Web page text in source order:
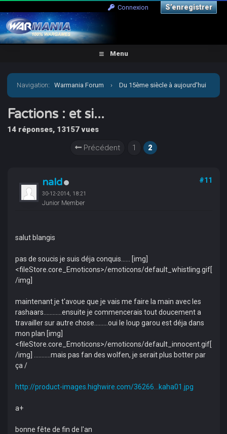
Connexion S’enregistrer
Menu
Navigation:Warmania Forum › Du 15ème siècle à aujourd'hui
› Moderne - Imaginaire
Factions : et si...
14 réponses, 13157 vues
Précédent
1 2
nald
30-12-2014, 18:21
Junior Member
#11
salut blangis
pas de soucis je suis déja conquis...... [img]
<fileStore.core_Emoticons>/emoticons/default_whistling.gif[
/img]
maintenant je t'avoue que je vais me faire la main avec les
rashaars............ensuite je commencerais tout doucement a
travailler sur autre chose.........oui le loup garou est déja dans
mon plan [img]
<fileStore.core_Emoticons>/emoticons/default_innocent.gif[
/img] ...........mais pas fan des wolfen, je serait plus botter par
ça /
http://product-images.highwire.com/36266...kaha01.jpg
a+
bonne fête de fin de l'an